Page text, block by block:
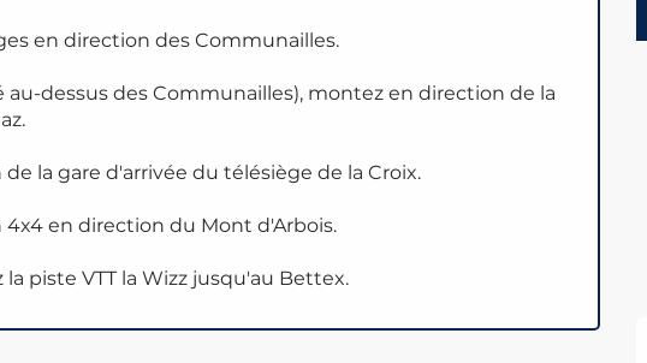
en direction des Communailles.
au-dessus des Communailles), montez en direction de la
la gare d'arrivée du télésiège de la Croix.
en direction du Mont d'Arbois.
piste VTT la Wizz jusqu'au Bettex.